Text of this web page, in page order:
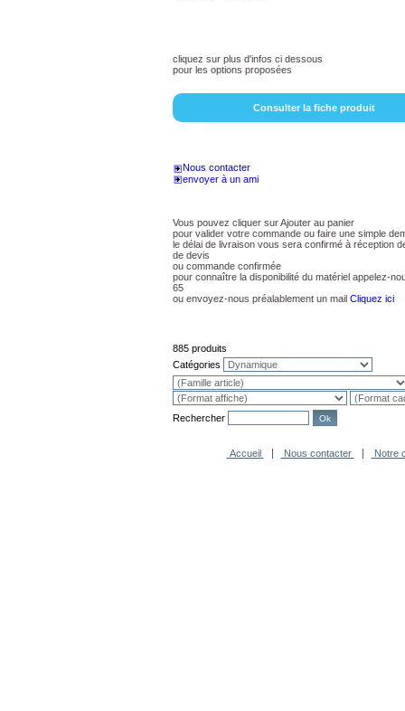
cliquez sur plus d'infos ci dessous
pour les options proposées
Consulter la fiche produit
Nous contacter
envoyer à un ami
Vous pouvez cliquer sur Ajouter au panier
pour valider votre commande ou faire une simple
le délai de livraison vous sera confirmé à réception
de devis
ou commande confirmée
pour connaître la disponibilité du matériel appelez-
65
ou envoyez-nous préalablement un mail Cliquez ici
885 produits
Catégories
Rechercher
Accueil Nous contacter Notre